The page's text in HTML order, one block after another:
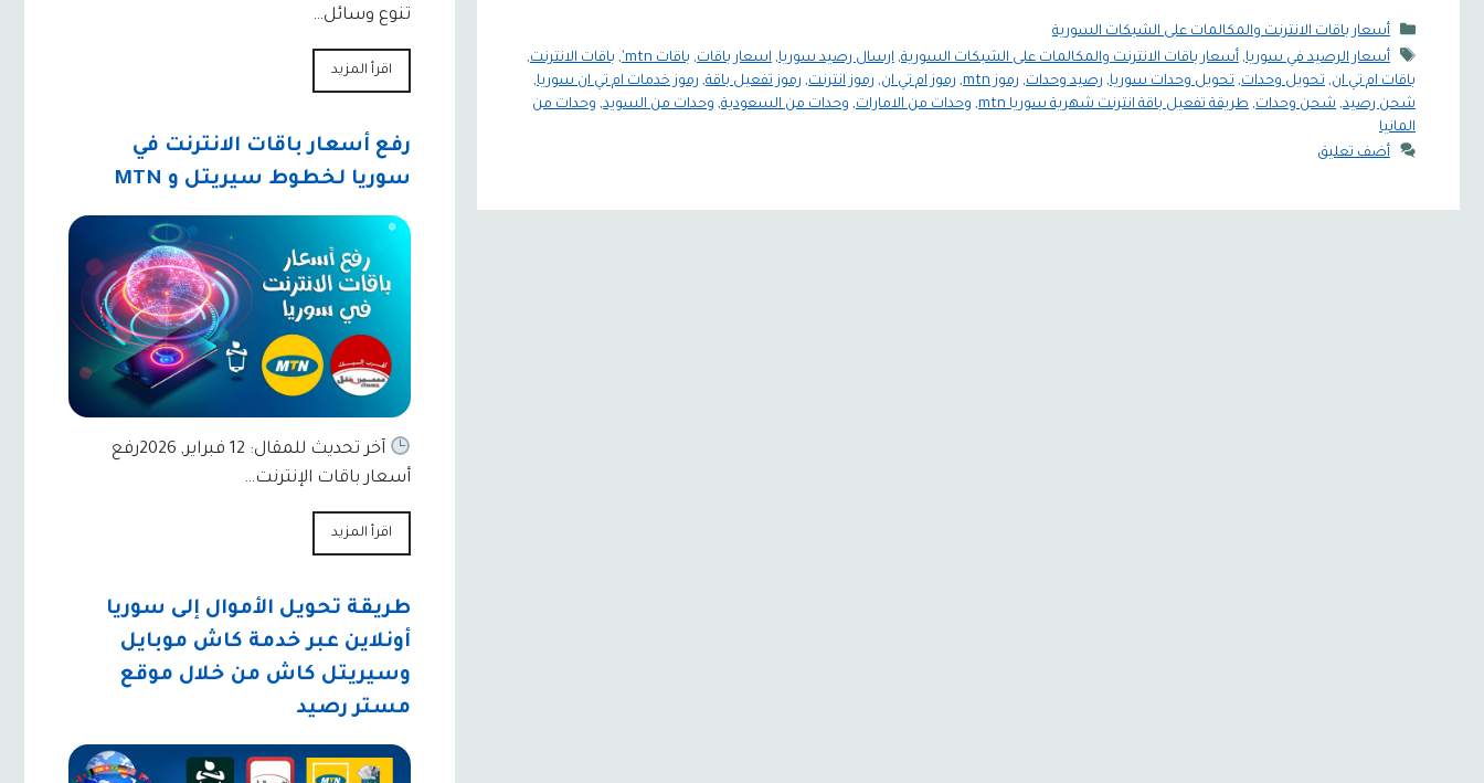
التصنيفات
أسعار باقات الانترنت والمكالمات على الشبكات السورية
الوسوم
أسعار الرصيد في سوريا,أسعار باقات الانترنت والمكالمات على الشبكات السورية,ارسال رصيد سوريا,اسعار باقات, باقات mtn' , باقات الانترنت,
باقات ام تي ان, تحويل وحدات, تحويل وحدات سوريا, رصيد وحدات, رموز mtn , رموز ام تي ان, رموز انترنت, رموز تفعيل باقة, رموز خدمات ام تي ان سوريا,
شحن رصيد, شحن وحدات, طريقة تفعيل باقة انترنت شهرية سوريا mtn , وحدات من الامارات, وحدات من السعودية, وحدات من السويد, وحدات من
المانيا
أضف تعليق
تنوع وسائل…
اقرأ المزيد
رفع أسعار باقات الانترنت في
سوريا لخطوط سيريتل و MTN
آخر تحديث للمقال: 12 فبراير, 2026رفع
أسعار باقات الإنترنت…
اقرأ المزيد
طريقة تحويل الأموال إلى سوريا
أونلاين عبر خدمة كاش موبايل
وسيريتل كاش من خلال موقع
مستر رصيد